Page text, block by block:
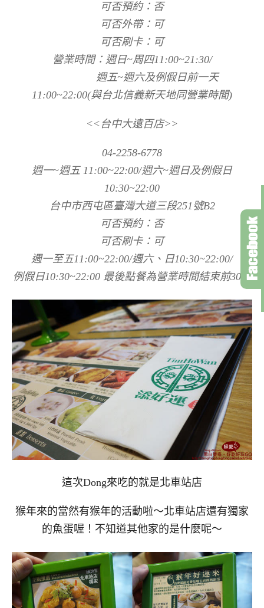
可否預約：否
可否外帶：可
可否刷卡：可
營業時間：週日~周四11:00~21:30/
週五~週六及例假日前一天
11:00~22:00(與台北信義新天地同營業時間)
<<台中大遠百店>>
04-2258-6778
週一~週五 11:00~22:00/週六~週日及例假日
10:30~22:00
台中市西屯區臺灣大道三段251號B2
可否預約：否
可否刷卡：可
週一至五11:00~22:00/週六、日10:30~22:00/
例假日10:30~22:00 最後點餐為營業時間結束前30分
這次Dong來吃的就是北車站店
猴年來的當然有猴年的活動啦～北車站店還有獨家
的魚蛋喔！不知道其他家的是什麼呢～